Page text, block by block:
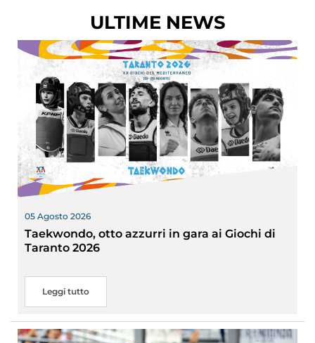
ULTIME NEWS
05 Agosto 2026
Taekwondo, otto azzurri in gara ai Giochi di
Taranto 2026
Leggi tutto